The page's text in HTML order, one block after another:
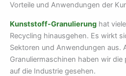
Vorteile und Anwendungen der
Kunststoff-Granulierung hat
Recycling hinausgehen. Es wirkt
Sektoren und Anwendungen aus.
Granuliermaschinen haben wir
auf die Industrie gesehen.